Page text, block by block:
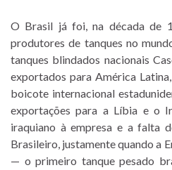
O Brasil já foi, na década de
produtores de tanques no
tanques blindados nacionais
exportados para América
boicote internacional
exportações para a Líbia e o
iraquiano à empresa e a falta
Brasileiro, justamente quando a
— o primeiro tanque pesado